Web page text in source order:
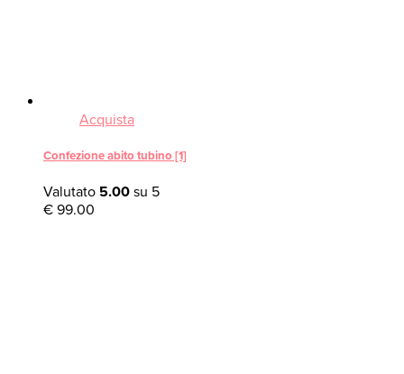
Acquista
Confezione abito tubino [1]
Valutato 5.00 su 5
€ 99.00